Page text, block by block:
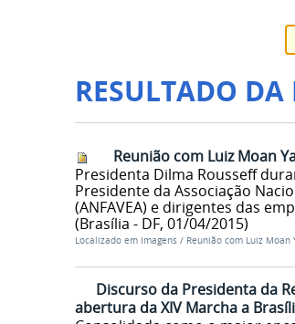
RESULTADO DA
Reunião com Luiz Moan
Presidenta Dilma Rousseff
Presidente da Associação
(ANFAVEA) e dirigentes das
(Brasília - DF, 01/04/2015)
Localizado em Imagens / Reunião com Luiz Moan
Discurso da Presidenta da
abertura da XIV Marcha a